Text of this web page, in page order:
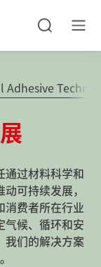
Adhesive
通过材料科学和
可持续发展，
消费者所在行业
气候、循环和安
我们的解决方案